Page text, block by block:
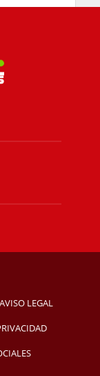
AVISO LEGAL